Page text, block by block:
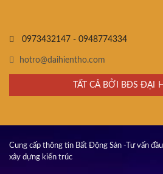
0973432147 - 0948774334
hotro@daihientho.com
TẤT CẢ BỞI BĐS ĐẠI
Cung cấp thông tin Bất Động Sản -Tư vấn
xây dựng kiến trúc